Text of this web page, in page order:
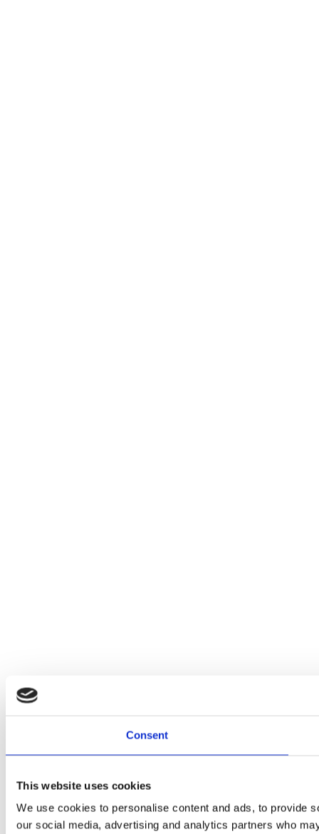
Consent
This website uses cookies
We use cookies to personalise content and ads, to provide
our social media, advertising and analytics partners who